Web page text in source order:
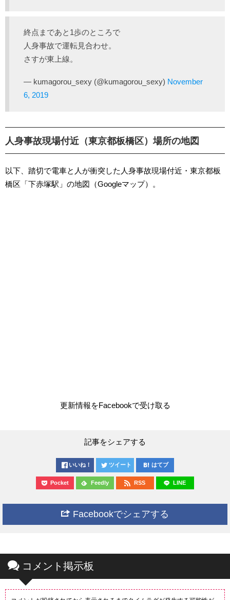
終点まであと1歩のところで
人身事故で運転見合わせ。
さすが東上線。
— kumagorou_sexy (@kumagorou_sexy) November
6, 2019
人身事故現場付近（東京都板橋区）場所の地図
以下、踏切で電車と人が衝突した人身事故現場付近・東京都板
橋区「下赤塚駅」の地図（Googleマップ）。
更新情報をFacebookで受け取る
記事をシェアする
いいね！ ツイート はてブ
Pocket Feedly RSS LINE
Facebookでシェアする
コメント掲示板